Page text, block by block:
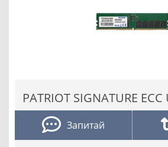
PATRIOT SIGNATURE
Запитай